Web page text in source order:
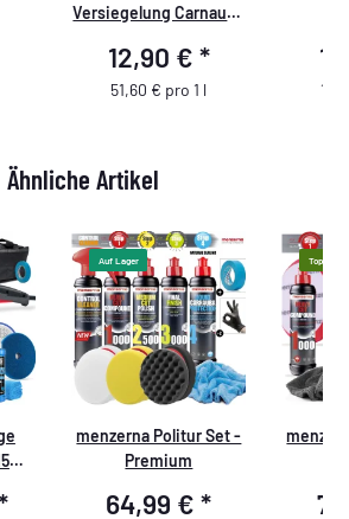
Versiegelung Carnauba
12,90 € *
51,60 € pro 1 l
Ähnliche Artikel
Auf Lager
menzerna Politur Set -
Premium
64,99 €*
Top